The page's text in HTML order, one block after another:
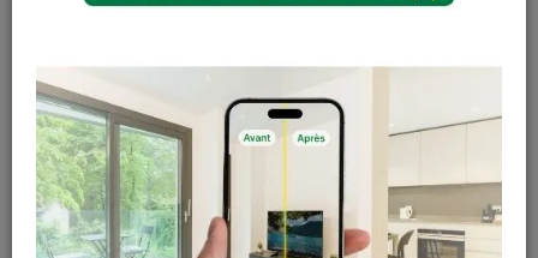
Gosselies
Court-St-Etienne Hors stock